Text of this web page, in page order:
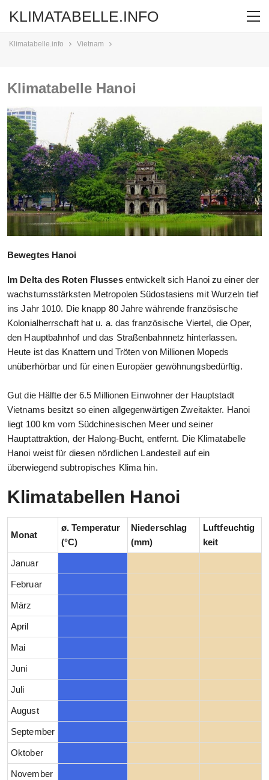
KLIMATABELLE.INFO
Klimatabelle.info Vietnam
Klimatabelle Hanoi
Bewegtes Hanoi
Im Delta des Roten Flussesentwickelt sich Hanoi zu einer der
wachstumsstärksten Metropolen Südostasiens mit Wurzeln tief
ins Jahr 1010. Die knapp 80 Jahre währende französische
Kolonialherrschaft hat u. a. das französische Viertel, die Oper,
den Hauptbahnhof und das Straßenbahnnetz hinterlassen.
Heute ist das Knattern und Tröten von Millionen Mopeds
unüberhörbar und für einen Europäer gewöhnungsbedürftig.
Gut die Hälfte der 6.5 Millionen Einwohner der Hauptstadt
Vietnams besitzt so einen allgegenwärtigen Zweitakter. Hanoi
liegt 100 km vom Südchinesischen Meer und seiner
Hauptattraktion, der Halong-Bucht, entfernt. Die Klimatabelle
Hanoi weist für diesen nördlichen Landesteil auf ein
überwiegend subtropisches Klima hin.
Klimatabellen Hanoi
Monat
ø. Temperatur
(°C)
Niederschlag
(mm)
Luftfeuchtig
keit
Januar
Februar
März
April
Mai
Juni
Juli
August
September
Oktober
November